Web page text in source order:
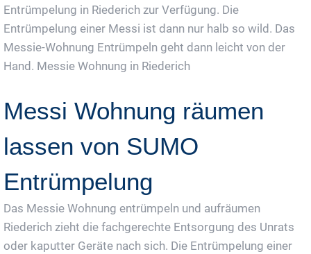
Entrümpelung in Riederich zur Verfügung. Die
Entrümpelung einer Messi ist dann nur halb so wild. Das
Messie-Wohnung Entrümpeln geht dann leicht von der
Hand. Messie Wohnung in Riederich
Messi Wohnung räumen
lassen von SUMO
Entrümpelung
Das Messie Wohnung entrümpeln und aufräumen
Riederich zieht die fachgerechte Entsorgung des Unrats
oder kaputter Geräte nach sich. Die Entrümpelung einer